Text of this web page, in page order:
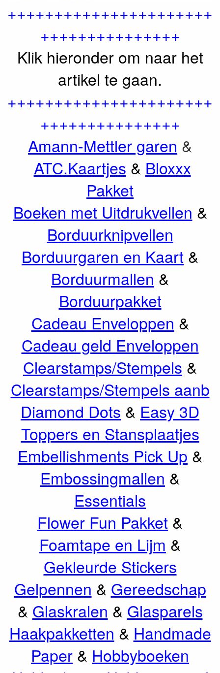
++++++++++++++++++++++
+++++++++++++++
Klik hieronder om naar het
artikel te gaan.
++++++++++++++++++++++
+++++++++++++++
Amann-Mettler garen &
ATC.Kaartjes & Bloxxx
Pakket
Boeken met Uitdrukvellen &
Borduurknipvellen
Borduurgaren en Kaart &
Borduurmallen &
Borduurpakket
Cadeau Enveloppen &
Cadeau geld Enveloppen
Clearstamps/Stempels &
Clearstamps/Stempels aanb
Diamond Dots & Easy 3D
Toppers en Stansplaatjes
Embellishments Pick Up &
Embossingmallen &
Essentials
Flower Fun Pakket &
Foamtape en Lijm &
Gekleurde Stickers
Gelpennen & Gereedschap
& Glaskralen & Glasparels
Haakpakketten & Handmade
Paper & Hobbyboeken